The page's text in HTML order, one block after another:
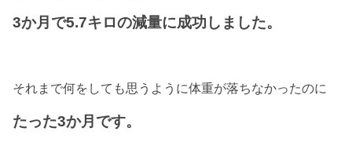
3か月で5.7キロの減量に成功しました。
それまで何をしても思うように体重が落ちなかったのに
たった3か月です。